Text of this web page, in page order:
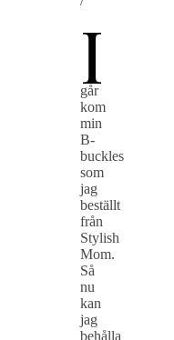
I
går
kom
min
B-
buckles
som
jag
beställt
från
Stylish
Mom.
Så
nu
kan
jag
behålla